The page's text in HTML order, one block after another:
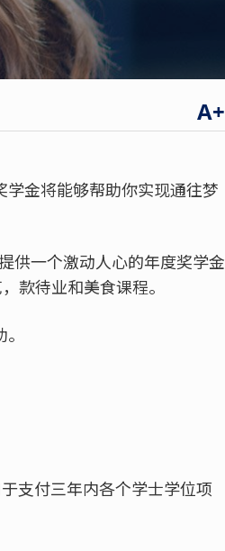
A+
金将能够帮助你实现通往梦
供一个激动人心的年度奖学金
款待业和美食课程。
支付三年内各个学士学位项